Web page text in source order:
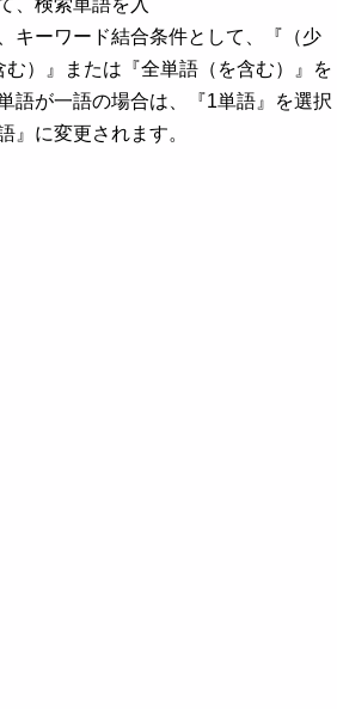
キーワード結合条件として、『（少
）』または『全単語（を含む）』を
語が一語の場合は、『1単語』を選択
』に変更されます。